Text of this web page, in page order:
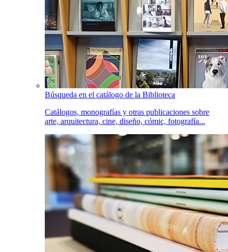
Búsqueda en el catálogo de la Biblioteca
Catálogos, monografías y otras publicaciones sobre
arte, arquitectura, cine, diseño, cómic, fotografía...